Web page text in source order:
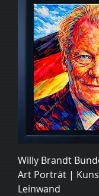
Willy Brandt
Art Porträt |
Leinwand